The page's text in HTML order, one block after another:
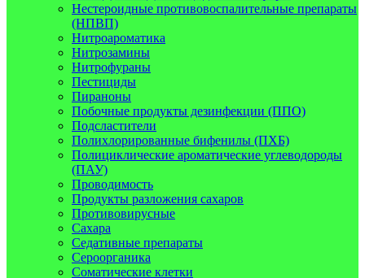
Нестероидные противовоспалительные препараты
(НПВП)
Нитроароматика
Нитрозамины
Нитрофураны
Пестициды
Пираноны
Побочные продукты дезинфекции (ППО)
Подсластители
Полихлорированные бифенилы (ПХБ)
Полициклические ароматические углеводороды
(ПАУ)
Проводимость
Продукты разложения сахаров
Противовирусные
Сахара
Седативные препараты
Сероорганика
Соматические клетки